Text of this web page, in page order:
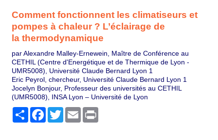
Comment fonctionnent les climatiseurs et
pompes à chaleur ? L’éclairage de
la thermodynamique
par Alexandre Malley-Ernewein, Maître de Conférence au
CETHIL (Centre d'Energétique et de Thermique de Lyon -
UMR5008), Université Claude Bernard Lyon 1
Eric Peyrol, chercheur, Université Claude Bernard Lyon 1
Jocelyn Bonjour, Professeur des universités au CETHIL
(UMR5008), INSA Lyon – Université de Lyon
PartagerFacebook
TwitterEmail